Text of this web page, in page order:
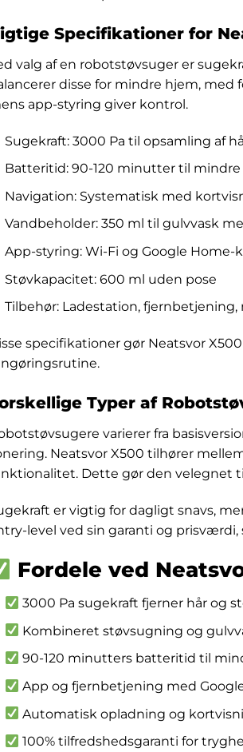
Specifikationer for
valg af en robotstøvsuger er
disse for mindre hjem, med
app-styring giver kontrol.
Sugekraft: 3000 Pa til opsamling af
Batteritid: 90-120 minutter til mindre
Navigation: Systematisk med
Vandbeholder: 350 ml til gulvvask
App-styring: Wi-Fi og Google Home-
Støvkapacitet: 600 ml uden pose
Tilbehør: Ladestation,
specifikationer gør Neatsvor
Typer af
varierer fra
Neatsvor X500 tilhører
Dette gør den velegnet
er vigtig for dagligt snavs,
level ved sin garanti og prisværdi,
Fordele ved
3000 Pa sugekraft fjerner hår og
Kombineret støvsugning og
90-120 minutters batteritid til
App og fjernbetjening med
Automatisk opladning og
100% tilfredshedsgaranti for